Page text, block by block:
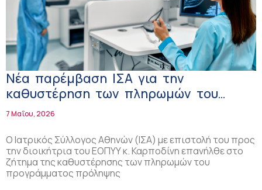
Νέα παρέμβαση ΙΣΑ για την
καθυστέρηση των πληρωμών του
προγράμματος πρόληψης «Δοξιάδη»
7 Μαΐου, 2026
Ο Ιατρικός Σύλλογος Αθηνών (ΙΣΑ) με επιστολή του προς
την διοικήτρια του ΕΟΠΥΥ κ. Καρποδίνη επανήλθε στο
ζήτημα της καθυστέρησης των πληρωμών του
προγράμματος πρόληψης